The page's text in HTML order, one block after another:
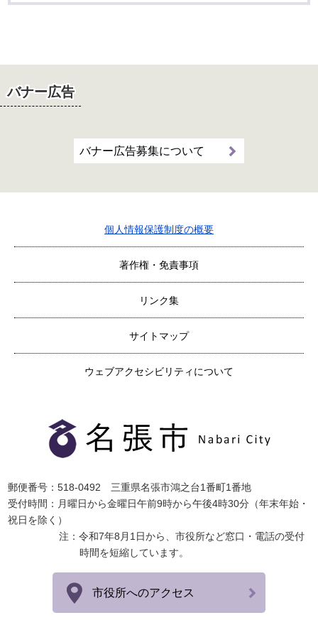
バナー広告
バナー広告募集について
個人情報保護制度の概要
著作権・免責事項
リンク集
サイトマップ
ウェブアクセシビリティについて
郵便番号：518-0492 三重県名張市鴻之台1番町1番地
受付時間：月曜日から金曜日午前9時から午後4時30分（年末年始・
祝日を除く）
注：令和7年8月1日から、市役所など窓口・電話の受付
時間を短縮しています。
市役所へのアクセス